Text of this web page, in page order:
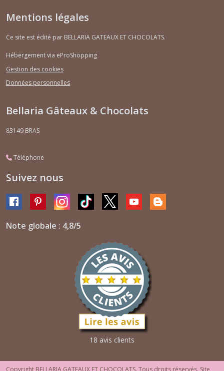
Mentions légales
Ce site est édité par BELLARIA GATEAUX ET CHOCOLATS.
Hébergement via eProShopping
Gestion des cookies
Données personnelles
Bellaria Gâteaux & Chocolats
83149 BRAS
Téléphone
Suivez nous
Note globale : 4,8/5
18 avis clients
Copyright BELLARIA GATEAUX ET CHOCOLATS. Tous droits réservés. Site